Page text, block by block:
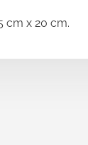
cm x 20 cm.